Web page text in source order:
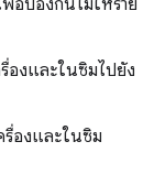
พื่อป้องกันไม่ให้ราย
รื่องและในซิมไปยัง
รื่องและในซิม